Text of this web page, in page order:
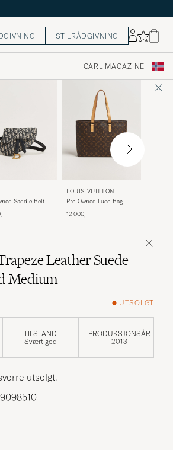
STILRÅDGIVNING
CARL MAGAZINE
Saddle Belt
Blue
LOUIS VUITTON
Pre-Owned Luco Bag
12 000,-
Leather Suede
Medium
UTSOLGT
TILSTAND
Svært god
PRODUKSJONSÅR
2013
utsolgt.